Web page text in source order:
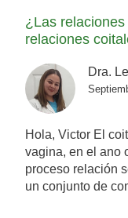
¿Las
relaciones
Dra.
Hola, Victor El
vagina, en el ano
proceso relación
un conjunto de